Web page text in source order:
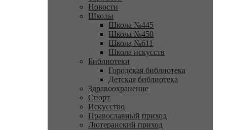
Новости
Школы
Школа №445
Школа №450
Школа №611
Школа искусств
Библиотеки
Городская библиотека
Детская библиотека
Здравоохранение
Спорт
Искусство
Православный приход
Лютеранский приход